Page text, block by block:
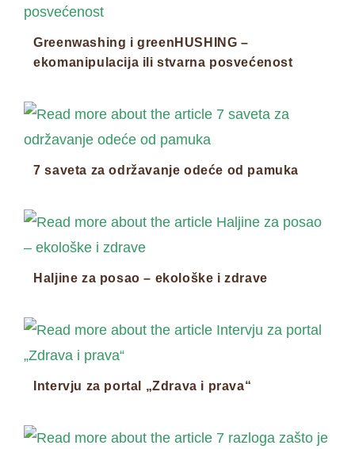
Greenwashing i greenHUSHING –
ekomanipulacija ili stvarna posvećenost
7 saveta za održavanje odeće od pamuka
Haljine za posao – ekološke i zdrave
Intervju za portal „Zdrava i prava“